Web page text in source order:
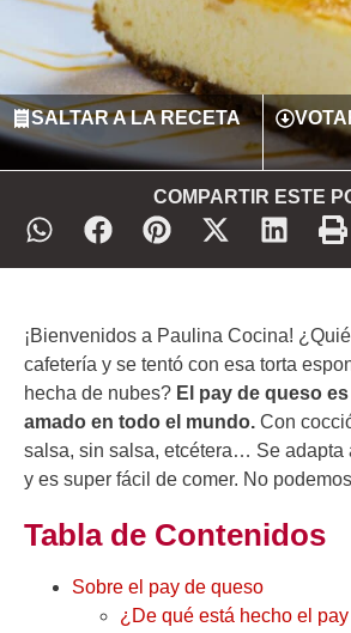
SALTAR A LA RECETA
COMPARTIR ESTE
¡Bienvenidos a Paulina Cocina!
cafetería y se tentó con esa torta
hecha de nubes? El pay de queso
amado en todo el mundo. Con
salsa, sin salsa, etcétera… Se adapta
y es super fácil de comer. No
Tabla de Contenidos
Sobre el pay de queso
¿De qué está hecho el